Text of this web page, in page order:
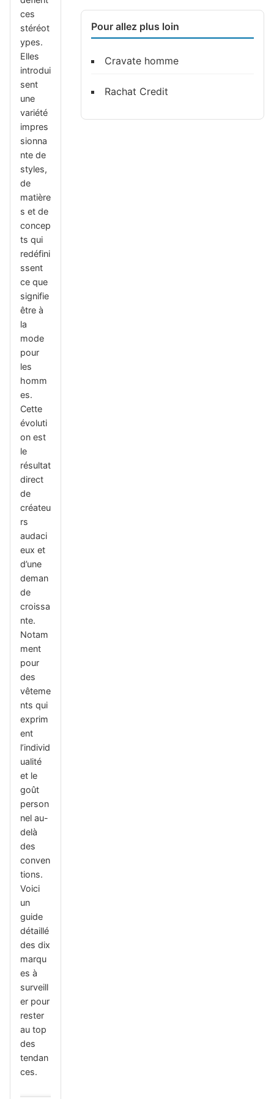
ces
stéréot
ypes.
Elles
introdui
sent
une
variété
impres
sionna
nte de
styles,
de
matière
s et de
concep
ts qui
redéfini
ssent
ce que
signifie
être à
la
mode
pour
les
homm
es.
Cette
évoluti
on est
le
résultat
direct
de
créateu
rs
audaci
eux et
d’une
deman
de
croissa
nte.
Notam
ment
pour
des
vêteme
nts qui
exprim
ent
l’individ
ualité
et le
goût
person
nel au-
delà
des
conven
tions.
Voici
un
guide
détaillé
des dix
marqu
es à
surveill
er pour
rester
au top
des
tendan
ces.
Pour allez plus loin
Cravate homme
Rachat Credit